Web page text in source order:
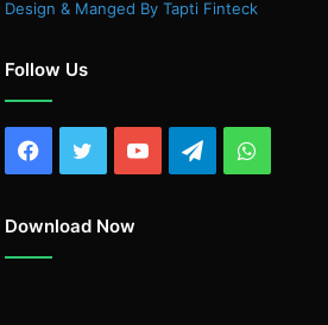
Design & Manged By Tapti Finteck
Follow Us
Facebook
TwitterYouTubeTelegram
Download Now